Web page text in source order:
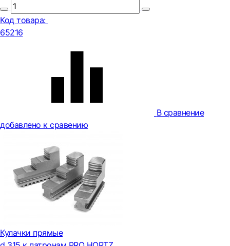
Код товара:
65216
В сравнение
добавлено к сравению
Кулачки прямые